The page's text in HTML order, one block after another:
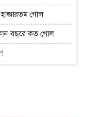
গোল
বছরে কত গোল